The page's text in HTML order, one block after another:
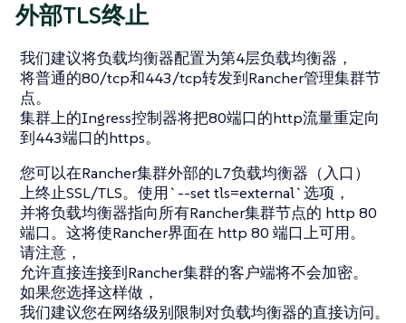
外部TLS终止
我们建议将负载均衡器配置为第4层负载均衡器，
将普通的80/tcp和443/tcp转发到Rancher管理集群节
点。
集群上的Ingress控制器将把80端口的http流量重定向
到443端口的https。
您可以在Rancher集群外部的L7负载均衡器（入口）
上终止SSL/TLS。使用`--set tls=external`选项，
并将负载均衡器指向所有Rancher集群节点的 http 80
端口。这将使Rancher界面在 http 80 端口上可用。
请注意，
允许直接连接到Rancher集群的客户端将不会加密。
如果您选择这样做，
我们建议您在网络级别限制对负载均衡器的直接访问。